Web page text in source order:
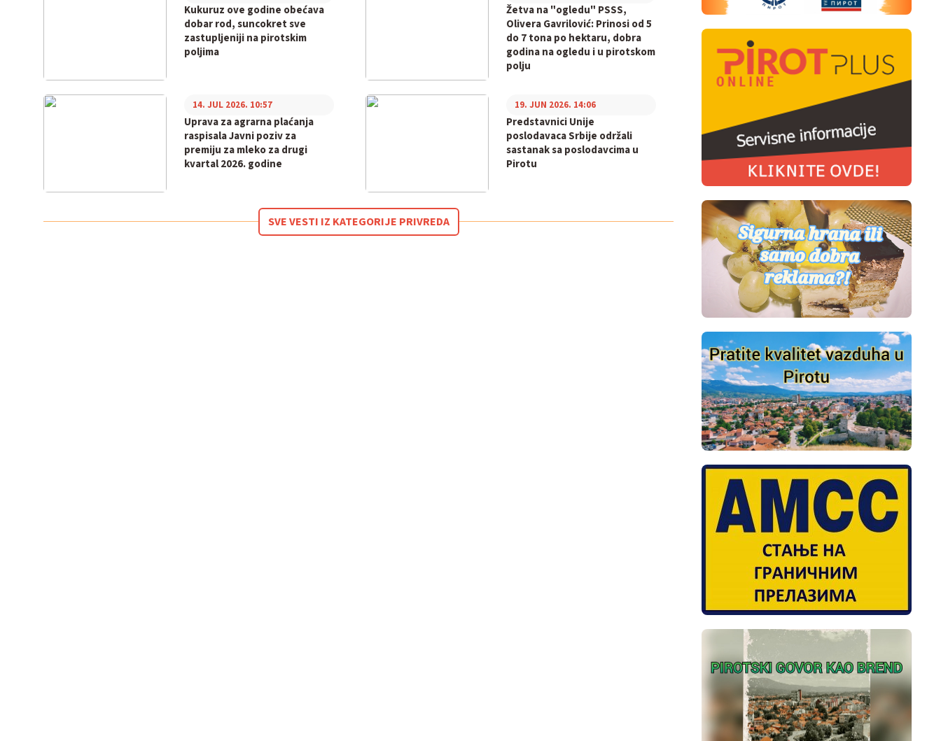
Kukuruz ove godine obećava
dobar rod, suncokret sve
zastupljeniji na pirotskim
poljima
Žetva na "ogledu" PSSS,
Olivera Gavrilović: Prinosi od 5
do 7 tona po hektaru, dobra
godina na ogledu i u pirotskom
polju
Uprava za agrarna plaćanja
raspisala Javni poziv za
premiju za mleko za drugi
kvartal 2026. godine
14. JUL 2026. 10:57
Predstavnici Unije
poslodavaca Srbije održali
sastanak sa poslodavcima u
Pirotu
19. JUN 2026. 14:06
SVE VESTI IZ KATEGORIJE PRIVREDA